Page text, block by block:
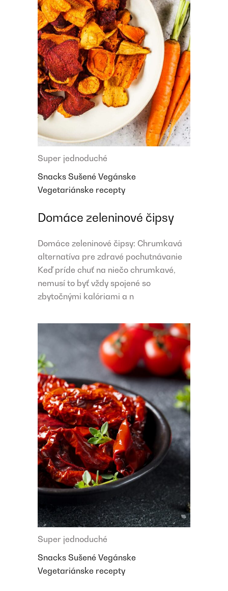
Super jednoduché
Snacks Sušené Vegánske
Vegetariánske recepty
Domáce zeleninové čipsy
Domáce zeleninové čipsy: Chrumkavá
alternatíva pre zdravé pochutnávanie
Keď príde chuť na niečo chrumkavé,
nemusí to byť vždy spojené so
zbytočnými kalóriami a n
Super jednoduché
Snacks Sušené Vegánske
Vegetariánske recepty